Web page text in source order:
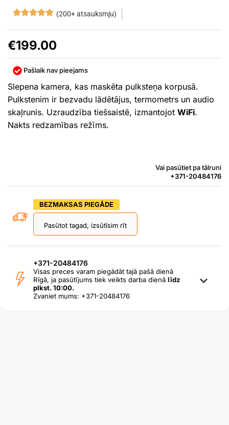
(200+ atsauksmju)
€199.00
Pašlaik nav pieejams
Slepena kamera, kas maskēta pulksteņa korpusā.
Pulkstenim ir bezvadu lādētājus, termometrs un audio
skaļrunis. Uzraudzība tiešsaistē, izmantojot WiFi.
Nakts redzamības režīms.
Vai pasūtiet pa tālruni
+371-20484176
BEZMAKSAS PIEGĀDE
Pasūtot tagad, izsūtīsim rīt
+371-20484176
Visas preces varam piegādāt tajā pašā dienā
Rīgā, ja pasūtījums tiek veikts darba dienā līdz
plkst. 10:00.
Zvaniet mums: +371-20484176